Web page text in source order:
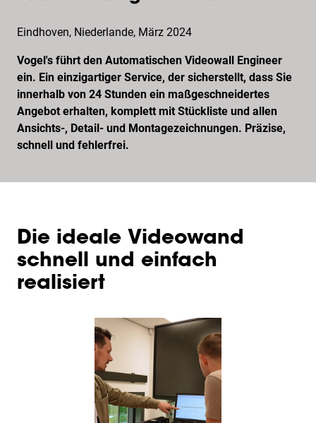
Eindhoven, Niederlande, März 2024
Vogel's führt den Automatischen Videowall Engineer
ein. Ein einzigartiger Service, der sicherstellt, dass Sie
innerhalb von 24 Stunden ein maßgeschneidertes
Angebot erhalten, komplett mit Stückliste und allen
Ansichts-, Detail- und Montagezeichnungen. Präzise,
schnell und fehlerfrei.
Die ideale Videowand
schnell und einfach
realisiert